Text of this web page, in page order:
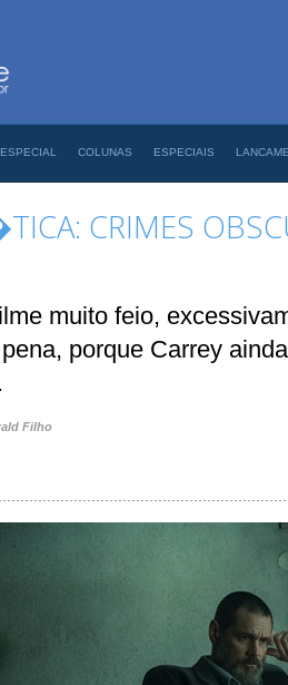
COLUNAS ESPECIAIS
CRIMES
muito feio,
porque Carrey
Filho